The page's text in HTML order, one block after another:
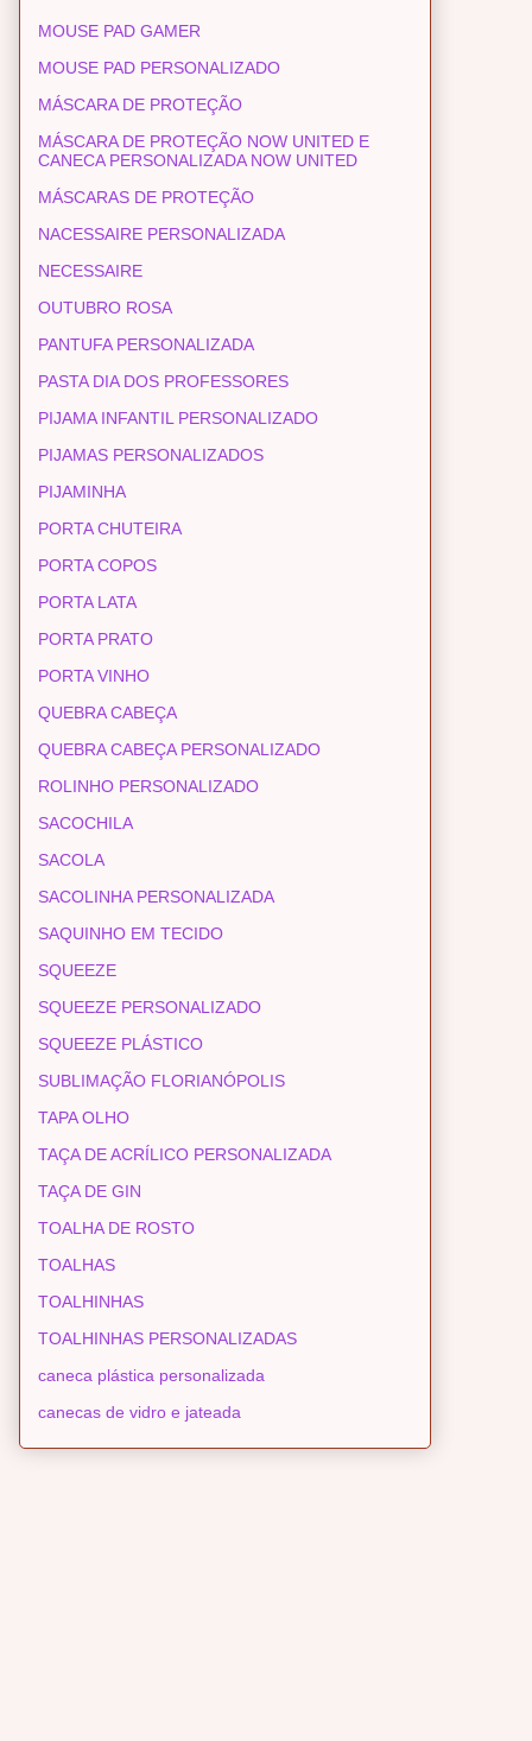
MOUSE PAD GAMER
MOUSE PAD PERSONALIZADO
MÁSCARA DE PROTEÇÃO
MÁSCARA DE PROTEÇÃO NOW UNITED E
CANECA PERSONALIZADA NOW UNITED
MÁSCARAS DE PROTEÇÃO
NACESSAIRE PERSONALIZADA
NECESSAIRE
OUTUBRO ROSA
PANTUFA PERSONALIZADA
PASTA DIA DOS PROFESSORES
PIJAMA INFANTIL PERSONALIZADO
PIJAMAS PERSONALIZADOS
PIJAMINHA
PORTA CHUTEIRA
PORTA COPOS
PORTA LATA
PORTA PRATO
PORTA VINHO
QUEBRA CABEÇA
QUEBRA CABEÇA PERSONALIZADO
ROLINHO PERSONALIZADO
SACOCHILA
SACOLA
SACOLINHA PERSONALIZADA
SAQUINHO EM TECIDO
SQUEEZE
SQUEEZE PERSONALIZADO
SQUEEZE PLÁSTICO
SUBLIMAÇÃO FLORIANÓPOLIS
TAPA OLHO
TAÇA DE ACRÍLICO PERSONALIZADA
TAÇA DE GIN
TOALHA DE ROSTO
TOALHAS
TOALHINHAS
TOALHINHAS PERSONALIZADAS
caneca plástica personalizada
canecas de vidro e jateada